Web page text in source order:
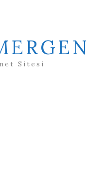
Sitesi